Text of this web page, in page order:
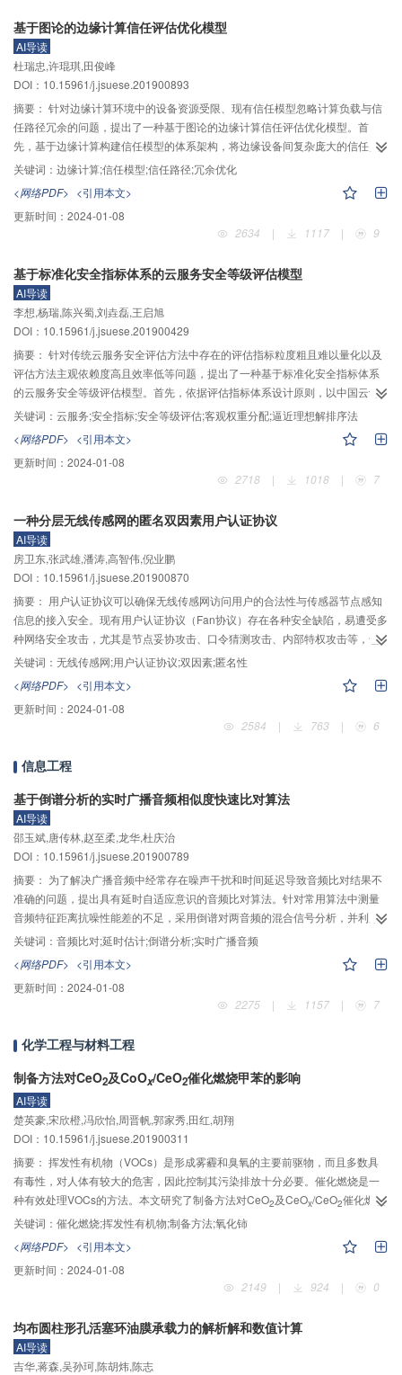
立基于国密算法的虚拟机信任链的目标。最后，验证vTPM中调用接口的正确性
和建立的虚拟机信任链的有效性，对比基于SM3算法和SHA–1算法虚拟机信任
链的虚拟机开机时间。实验结果表明，添加的调用接口正确且有效，并且和基
于SHA–1算法虚拟机信任链的虚拟机相比，基于SM3算法虚拟机信任链的虚拟
机开机时间只增加3%，在安全性提升的同时其性能损耗在可接受范围。
基于图论的边缘计算信任评估优化模型
AI导读
杜瑞忠,许琨琪,田俊峰
DOI：10.15961/j.jsuese.201900893
摘要： 针对边缘计算环境中的设备资源受限、现有信任模型忽略计算负载与信
任路径冗余的问题，提出了一种基于图论的边缘计算信任评估优化模型。首
先，基于边缘计算构建信任模型的体系架构，将边缘设备间复杂庞大的信任关
系抽象成有向加权图，并对设备间的信任关系进行定义说明，再采用基于信息
熵理论的自适应聚合方法对信任值进行聚合计算，修正多源信任之间的差异
度；其次，通过添加信任阈值、路径长度限制、滑动窗口等多重约束条件，事
先过滤明显不符合信任要求的节点和信任边，降低不必要的计算消耗；最后，
利用改进后的深度优先搜索算法（depth first search, DFS），在信任路径搜索
Combine聚合反馈信任值。使用MATLAB仿真软件确定实验参数，验证模型区
分恶意节点与正常节点的能力。并在交互成功率、时间开销以及能量开销3个方
面进行实验，将本文模型与PSM模型、RFSN模型以及随机选择模型进行对
比。实验结果表明，相较于其他模型，本文模型在不同诚实程度的网络环境下
都能快速达到稳定状态，且时间与能量开销均低于其他模型，证明该模型在保
证有效性的同时，能够在一定程度上减轻边缘设备的资源开销，提高网络的生
存周期。
关键词： 边缘计算;信任模型;信任路径;冗余优化
<网络PDF> <引用本文>
更新时间： 2024-01-08
2634
| 1117 | 9
基于标准化安全指标体系的云服务安全等级评估模型
AI导读
李想,杨瑞,陈兴蜀,刘垚磊,王启旭
DOI：10.15961/j.jsuese.201900429
摘要： 针对传统云服务安全评估方法中存在的评估指标粒度粗且难以量化以及
评估方法主观依赖度高且效率低等问题，提出了一种基于标准化安全指标体系
的云服务安全等级评估模型。首先，依据评估指标体系设计原则，以中国云计
算服务安全能力要求标准为基础，借鉴国外机构有关云服务的安全控制框架及
服务水平协议标准，提出了一种细粒度及可量化的标准化安全指标体系构建方
法；然后，基于此指标体系提出了云服务安全等级评估模型，该模型在评估云
服务的安全等级时，考虑到安全指标体系中指标类型的差异化及其属性对云服
务安全性的影响，设计了一种基于客观指标权重分配的安全等级评估方法，对
验，验证了本文所提出的评估模型的有效性以及评估方法的效率。实验结果表
明，本文提出的基于标准化安全指标体系的云服务安全等级评估模型不仅能有
效、准确地评估不同云服务商的安全能力，而且其安全等级评估方法在性能方
面优于传统的基于层次分析法的云服务安全评估方法。
关键词： 云服务;安全指标;安全等级评估;客观权重分配;逼近理想解排序法
<网络PDF> <引用本文>
更新时间： 2024-01-08
2718
| 1018 | 7
一种分层无线传感网的匿名双因素用户认证协议
AI导读
房卫东,张武雄,潘涛,高智伟,倪业鹏
DOI：10.15961/j.jsuese.201900870
摘要： 用户认证协议可以确保无线传感网访问用户的合法性与传感器节点感知
信息的接入安全。现有用户认证协议（Fan协议）存在各种安全缺陷，易遭受多
种网络安全攻击，尤其是节点妥协攻击、口令猜测攻击、内部特权攻击等，也
不支持用户的匿名性，无法保障用户的隐私。针对这些安全挑战，提出了一种
分层无线传感网的匿名双因素用户认证协议，该协议在注册阶段以哈希隐藏方
式传输口令，提高了口令传输的安全性；增大网关节点秘密参数与用户的相关
性，实现了秘密参数的唯一性；在认证阶段，增大会话密钥与系统时间和用户
的关联性，实现会话密钥的唯一性和动态性；引入口令更新机制，用户可以在
仿真结果表明，与Fan协议相比，本协议在仅增加少量计算开销的基础上，不仅
可以防御节点妥协攻击、口令猜测攻击和内部特权攻击，而且实现了用户匿名
性；与Nam、He–Kumar、Mir等协议相比，本协议采用了哈希函数、级联操作
和异或操作等轻量级安全操作，减少了传感器节点计算开销，优化了传感器节
点向网关节点的注册流程，综合性能优于上面提到的3种用户认证协议。因此，
本协议不但适用于资源受限的传感器节点，而且显著提高了无线传感网安全
性。
关键词： 无线传感网;用户认证协议;双因素;匿名性
<网络PDF> <引用本文>
更新时间： 2024-01-08
2584
| 763 | 6
信息工程
基于倒谱分析的实时广播音频相似度快速比对算法
AI导读
邵玉斌,唐传林,赵至柔,龙华,杜庆治
DOI：10.15961/j.jsuese.201900789
摘要： 为了解决广播音频中经常存在噪声干扰和时间延迟导致音频比对结果不
准确的问题，提出具有延时自适应意识的音频比对算法。针对常用算法中测量
音频特征距离抗噪性能差的不足，采用倒谱对两音频的混合信号分析，并利用
倒谱对功率谱中的等距离频率成分有很强的分辨能力这一特性来进行自适应延
时估计和比对；为比对不同情况的两音频都可得到准确的相似度，提出对其中
一音频加入短延时，再将两音频叠加混合后做倒谱分析；并根据加入不同短延
时的效果选择出最优短延时，进一步提升算法性能。使用真实广播不同节目中
截取出来的多个音频，在无噪声和不同信噪比加性高斯白噪声条件下，通过仿
相似度。实验结果证明，所提出方法的延时估计结果和比对结果优于现有算
法，在低信噪比（SNR=2 dB）下，也可以达到90.36%的音频比对匹配精度，
且计算速度能够达到实时比对的要求。
关键词： 音频比对;延时估计;倒谱分析;实时广播音频
<网络PDF> <引用本文>
更新时间： 2024-01-08
2275
| 1157 | 7
化学工程与材料工程
制备方法对CeO2及CoOx/CeO2催化燃烧甲苯的影响
AI导读
楚英豪,宋欣橙,冯欣怡,周晋帆,郭家秀,田红,胡翔
DOI：10.15961/j.jsuese.201900311
摘要： 挥发性有机物（VOCs）是形成雾霾和臭氧的主要前驱物，而且多数具
有毒性，对人体有较大的危害，因此控制其污染排放十分必要。催化燃烧是一
种有效处理VOCs的方法。本文研究了制备方法对CeO2及CeOx/CeO2催化燃烧
甲苯的影响，并对性能差异的原因进行分析。采用热分解法、化学沉淀法和水
2
负载在不同方法制备的
CeO 上，以甲苯为目标污染物，对CeO
催化性能进行评价，并
通过XRD、BET、SEM、H
结果表明：在甲苯浓度为1 000 μL/L，空速为20 000 h
测试条件下，化学沉
将其与Co物种复合后，Co/CeO2–P能在255 ℃达到90%的去除率。300 ℃
下，经过78 h的长周期实验，Co/CeO
淀法制备的CeO –P，具有更小的晶粒尺寸、较大的比表面积和更好表面氧化还
关键词： 催化燃烧;挥发性有机物;制备方法;氧化铈
<网络PDF> <引用本文>
更新时间： 2024-01-08
2149
| 924 | 0
均布圆柱形孔活塞环油膜承载力的解析解和数值计算
AI导读
吉华,蒋森,吴孙珂,陈胡炜,陈志